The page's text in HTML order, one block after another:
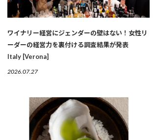
ワイナリー経営にジェンダーの壁はない！女性リ
ーダーの経営力を裏付ける調査結果が発表
Italy [Verona]
2026.07.27